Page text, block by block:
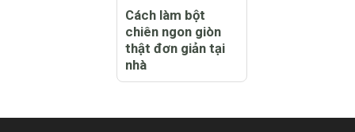
Cách làm bột
chiên ngon giòn
thật đơn giản tại
nhà